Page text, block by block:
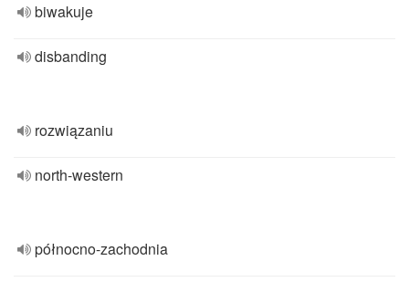
biwakuje
disbanding
rozwiązaniu
north-western
północno-zachodnia